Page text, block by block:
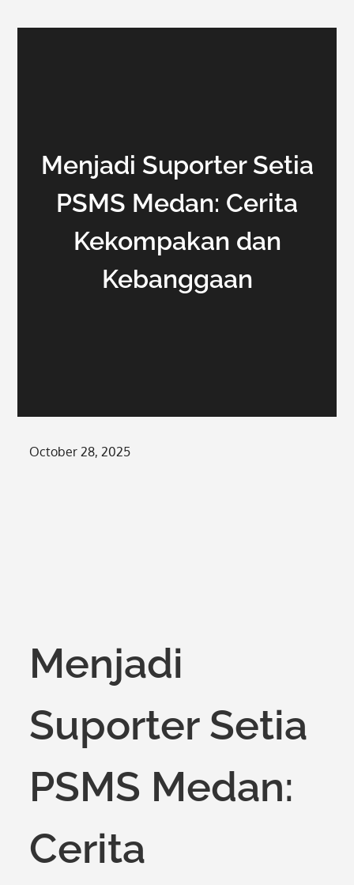
Menjadi Suporter Setia
PSMS Medan: Cerita
Kekompakan dan
Kebanggaan
Posted
October 28, 2025
Menjadi
Suporter Setia
PSMS Medan:
Cerita